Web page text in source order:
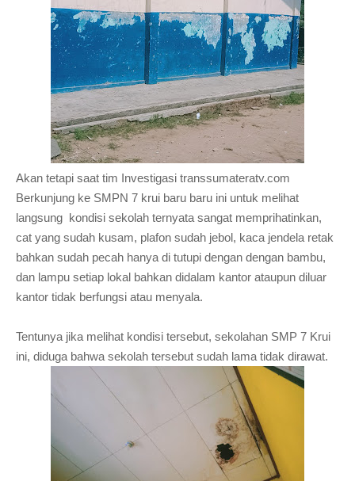
Akan tetapi saat tim Investigasi transsumateratv.com
Berkunjung ke SMPN 7 krui baru baru ini untuk melihat
langsung kondisi sekolah ternyata sangat memprihatinkan,
cat yang sudah kusam, plafon sudah jebol, kaca jendela retak
bahkan sudah pecah hanya di tutupi dengan dengan bambu,
dan lampu setiap lokal bahkan didalam kantor ataupun diluar
kantor tidak berfungsi atau menyala.
Tentunya jika melihat kondisi tersebut, sekolahan SMP 7 Krui
ini, diduga bahwa sekolah tersebut sudah lama tidak dirawat.